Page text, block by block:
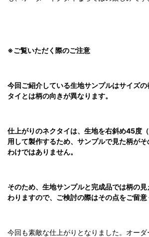
※ご覧いただく際のご注意
今回ご紹介している生地サンプルはサイズ
タイとは柄の向きが異なります。
仕上がりのネクタイは、生地を右斜め45度
用して製作するため、サンプルで見た柄が
わけではありません。
そのため、生地サンプルと完成品では柄の
わりますので、ご検討の際はその点をご留意
今回も素敵な仕上がりとなりました。オーダ